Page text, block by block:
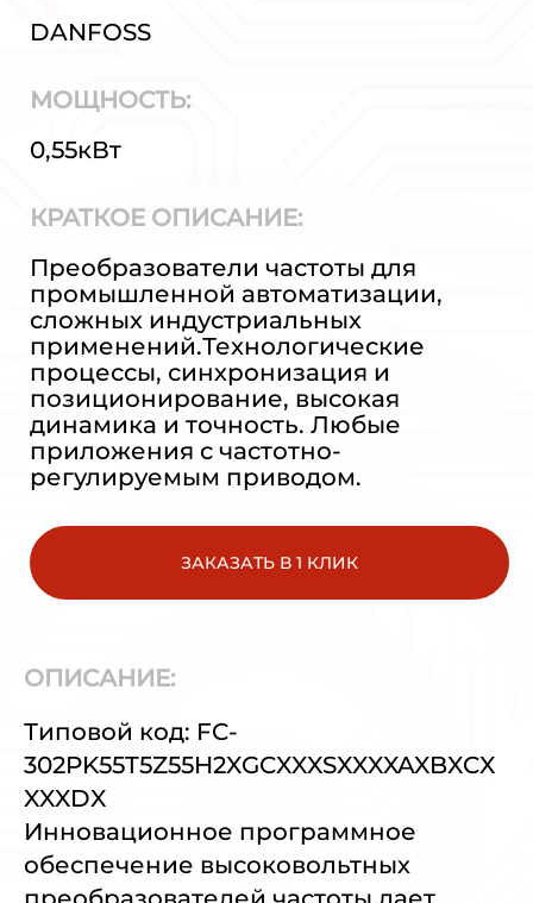
DANFOSS
МОЩНОСТЬ:
0,55кВт
КРАТКОЕ ОПИСАНИЕ:
Преобразователи частоты для
промышленной автоматизации,
сложных индустриальных
применений.Технологические
процессы, синхронизация и
позиционирование, высокая
динамика и точность. Любые
приложения с частотно-
регулируемым приводом.
ЗАКАЗАТЬ В 1 КЛИК
ОПИСАНИЕ:
Типовой код: FC-
302PK55T5Z55H2XGCXXXSXXXXAXBXCX
XXXDX
Инновационное программное
обеспечение высоковольтных